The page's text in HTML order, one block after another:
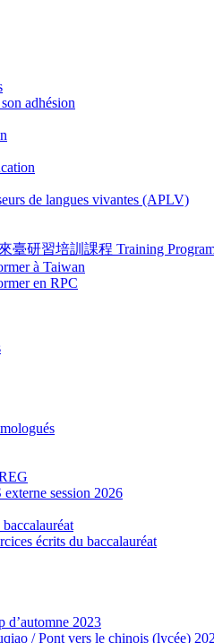
adhésion
de langues vivantes (APLV)
研習培訓課程 Training Program
à Taiwan
en RPC
session 2026
écrits du baccalauréat
d’automne 2023
/ Pont vers le chinois (lycée)